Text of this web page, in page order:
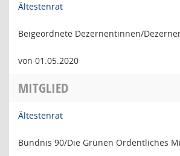
Ältestenrat
Beigeordnete Dezernentinnen/
von 01.05.2020
MITGLIED
Ältestenrat
Bündnis 90/Die Grünen Ordentliches